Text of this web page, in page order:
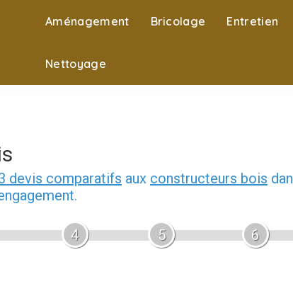
Aménagement Bricolage Entretien
Nettoyage
devis comparatifs aux constructeurs bois
4 5 6